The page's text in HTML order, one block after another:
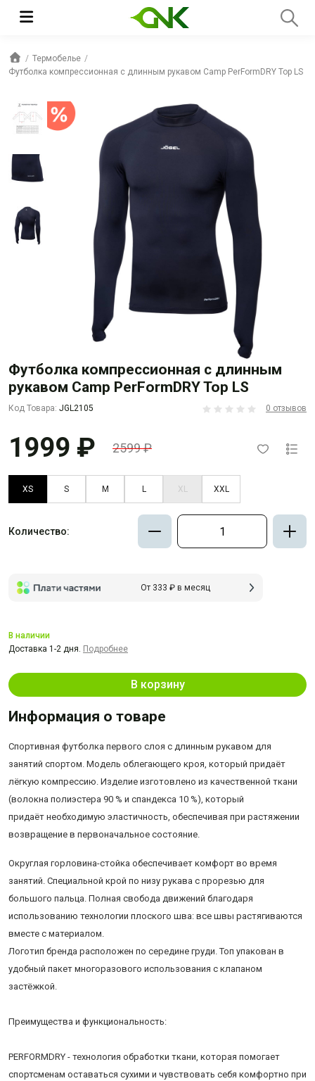
Термобелье
Футболка компрессионная с длинным рукавом Camp PerFormDRY Top LS
Футболка компрессионная с длинным
рукавом Camp PerFormDRY Top LS
Код Товара: JGL2105 0 отзывов
1999 ₽ 2599 ₽
XS S M L XL XXL
Количество:
От 333 ₽ в месяц
В корзину
В наличии
Доставка 1-2 дня. Подробнее
Информация о товаре
Спортивная футболка первого слоя с длинным рукавом для
занятий спортом. Модель облегающего кроя, который придаёт
лёгкую компрессию. Изделие изготовлено из качественной ткани
(волокна полиэстера 90 % и спандекса 10 %), который
придаёт необходимую эластичность, обеспечивая при растяжении
возвращение в первоначальное состояние.
Округлая горловина-стойка обеспечивает комфорт во время
занятий. Специальной крой по низу рукава с прорезью для
большого пальца. Полная свобода движений благодаря
использованию технологии плоского шва: все швы растягиваются
вместе с материалом.
Логотип бренда расположен по середине груди. Топ упакован в
удобный пакет многоразового использования с клапаном
застёжкой.
Преимущества и функциональность:
PERFORMDRY - технология обработки ткани, которая помогает
спортсменам оставаться сухими и чувствовать себя комфортно при